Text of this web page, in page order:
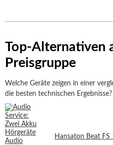
Top-Alternativen
Preisgruppe
Welche Geräte zeigen in einer
die besten technischen
Hansaton Beat FS